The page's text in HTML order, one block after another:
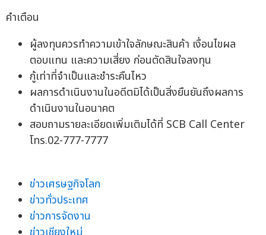
คำเตือน
ผู้ลงทุนควรทำความเข้าใจลักษณะสินค้า เงื่อนไขผล
ตอบแทน และความเสี่ยง ก่อนตัดสินใจลงทุน
กู้เท่าที่จำเป็นและชำระคืนไหว
ผลการดำเนินงานในอดีตมิได้เป็นสิ่งยืนยันถึงผลการ
ดำเนินงานในอนาคต
สอบถามรายละเอียดเพิ่มเติมได้ที่ SCB Call Center
โทร.02-777-7777
ข่าวเศรษฐกิจโลก
ข่าวทั่วประเทศ
ข่าวการจัดงาน